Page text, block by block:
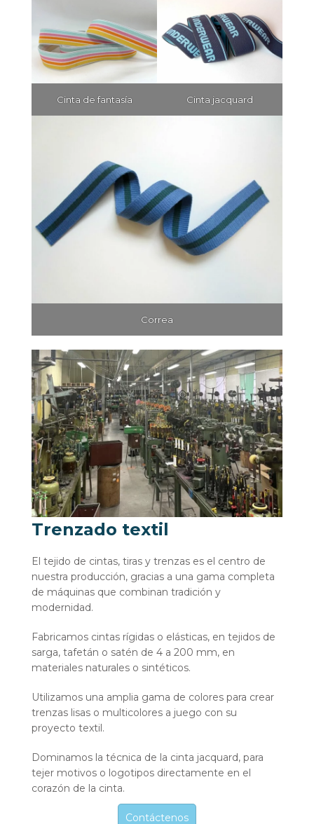
Cinta de fantasía Cinta jacquard
Correa
Trenzado textil
El tejido de cintas, tiras y trenzas es el centro de
nuestra producción, gracias a una gama completa
de máquinas que combinan tradición y
modernidad.
Fabricamos cintas rígidas o elásticas, en tejidos de
sarga, tafetán o satén de 4 a 200 mm, en
materiales naturales o sintéticos.
Utilizamos una amplia gama de colores para crear
trenzas lisas o multicolores a juego con su
proyecto textil.
Dominamos la técnica de la cinta jacquard, para
tejer motivos o logotipos directamente en el
corazón de la cinta.
Contáctenos